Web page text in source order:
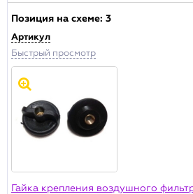
Архивная позиция
Позиция на схеме: 3
Артикул
Быстрый просмотр
Гайка крепления воздушного